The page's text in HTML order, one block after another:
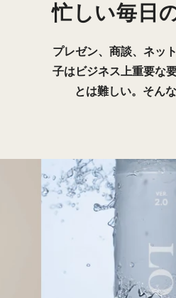
忙しい毎日
プレゼン、商談、ネッ
子はビジネス上重要な
とは難しい。そん